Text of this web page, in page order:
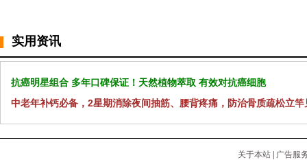
实用资讯
抗癌明星组合 多年口碑保证！天然植物萃取 有效对抗癌细胞
中老年补钙必备，2星期消除夜间抽筋、腰背疼痛，防治骨质疏松立竿
关于本站
广告服